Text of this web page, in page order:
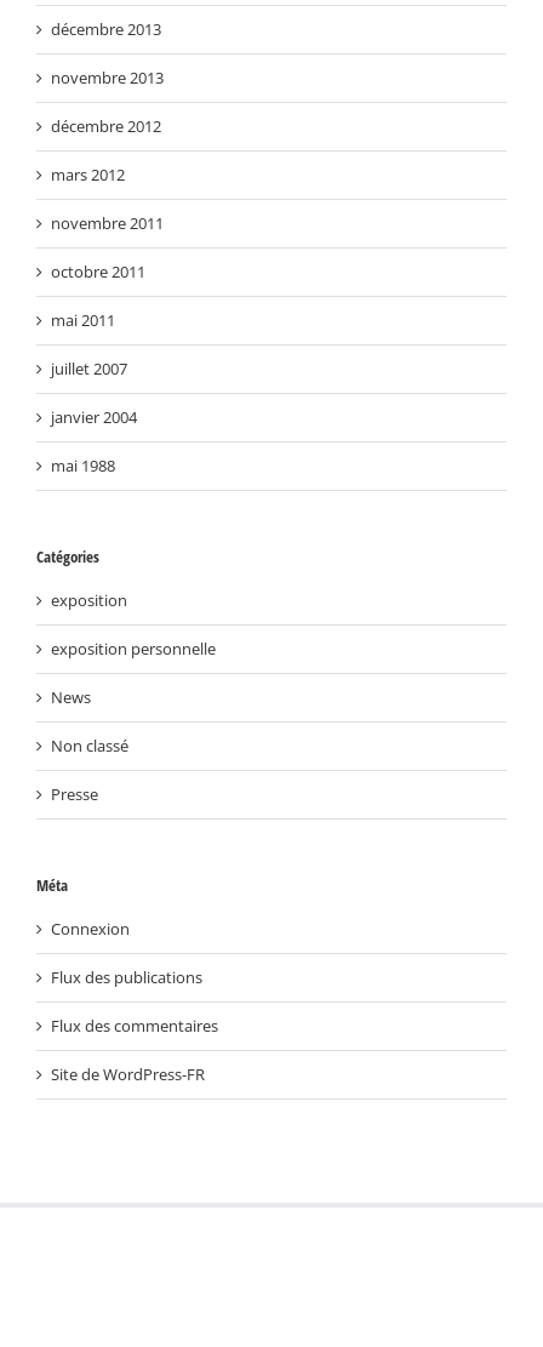
décembre 2013
novembre 2013
décembre 2012
mars 2012
novembre 2011
octobre 2011
mai 2011
juillet 2007
janvier 2004
mai 1988
Catégories
exposition
exposition personnelle
News
Non classé
Presse
Méta
Connexion
Flux des publications
Flux des commentaires
Site de WordPress-FR